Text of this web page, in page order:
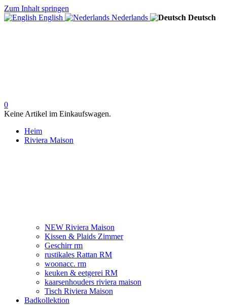
Zum Inhalt springen
English
Nederlands Deutsch
0
Keine Artikel im Einkaufswagen.
Heim
Riviera Maison
NEW Riviera Maison
Kissen & Plaids Zimmer
Geschirr rm
rustikales Rattan RM
woonacc. rm
keuken & eetgerei RM
kaarsenhouders riviera maison
Tisch Riviera Maison
Badkollektion